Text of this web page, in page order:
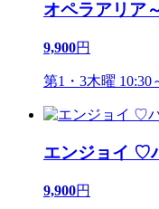
オペラアリア
9,900円
第1・3木曜 10:30
エンジョイ ♡
9,900円